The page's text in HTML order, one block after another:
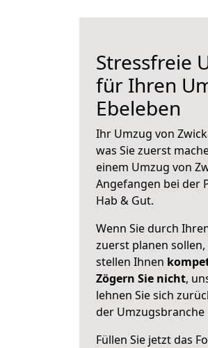
Stressfreie
für Ihren
Ebeleben
Ihr Umzug von
was Sie zuerst
einem Umzug von
Angefangen bei der
Hab & Gut.
Wenn Sie durch
zuerst planen
stellen Ihnen
Zögern Sie nicht,
lehnen Sie sich
der Umzugsbranche
Füllen Sie jetzt das